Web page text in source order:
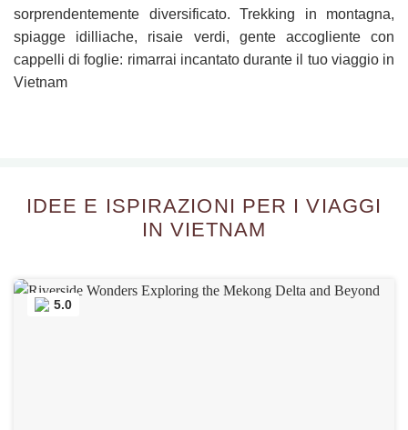
sorprendentemente diversificato. Trekking in montagna,
spiagge idilliache, risaie verdi, gente accogliente con
cappelli di foglie: rimarrai incantato durante il tuo viaggio in
Vietnam
IDEE E ISPIRAZIONI PER I VIAGGI
IN VIETNAM
5.0